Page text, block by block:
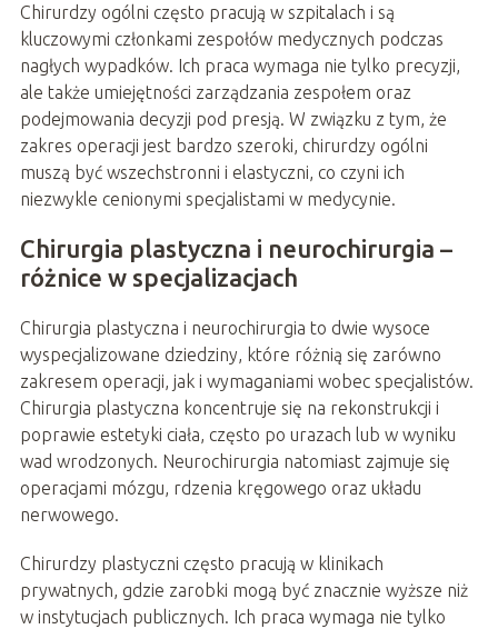
Chirurdzy ogólni często pracują w szpitalach i są
kluczowymi członkami zespołów medycznych podczas
nagłych wypadków. Ich praca wymaga nie tylko precyzji,
ale także umiejętności zarządzania zespołem oraz
podejmowania decyzji pod presją. W związku z tym, że
zakres operacji jest bardzo szeroki, chirurdzy ogólni
muszą być wszechstronni i elastyczni, co czyni ich
niezwykle cenionymi specjalistami w medycynie.
Chirurgia plastyczna i neurochirurgia –
różnice w specjalizacjach
Chirurgia plastyczna i neurochirurgia to dwie wysoce
wyspecjalizowane dziedziny, które różnią się zarówno
zakresem operacji, jak i wymaganiami wobec specjalistów.
Chirurgia plastyczna koncentruje się na rekonstrukcji i
poprawie estetyki ciała, często po urazach lub w wyniku
wad wrodzonych. Neurochirurgia natomiast zajmuje się
operacjami mózgu, rdzenia kręgowego oraz układu
nerwowego.
Chirurdzy plastyczni często pracują w klinikach
prywatnych, gdzie zarobki mogą być znacznie wyższe niż
w instytucjach publicznych. Ich praca wymaga nie tylko